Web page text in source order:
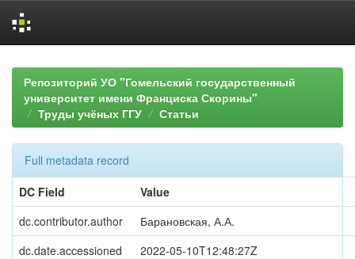
navigationРепозиторий УО "Гомельский государственный
университет имени Франциска Скорины"
Труды учёных ГГУ
Статьи
Full metadata record
DC Field
Value
dc.contributor.author
Барановская, А.А.
dc.date.accessioned
2022-05-10T12:48:27Z